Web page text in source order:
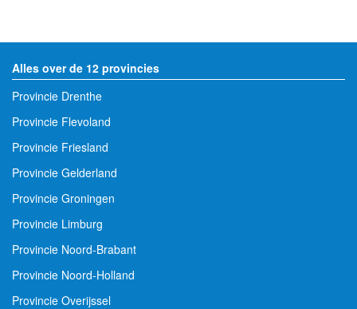
Alles over de 12 provincies
Provincie Drenthe
Provincie Flevoland
Provincie Friesland
Provincie Gelderland
Provincie Groningen
Provincie Limburg
Provincie Noord-Brabant
Provincie Noord-Holland
Provincie Overijssel